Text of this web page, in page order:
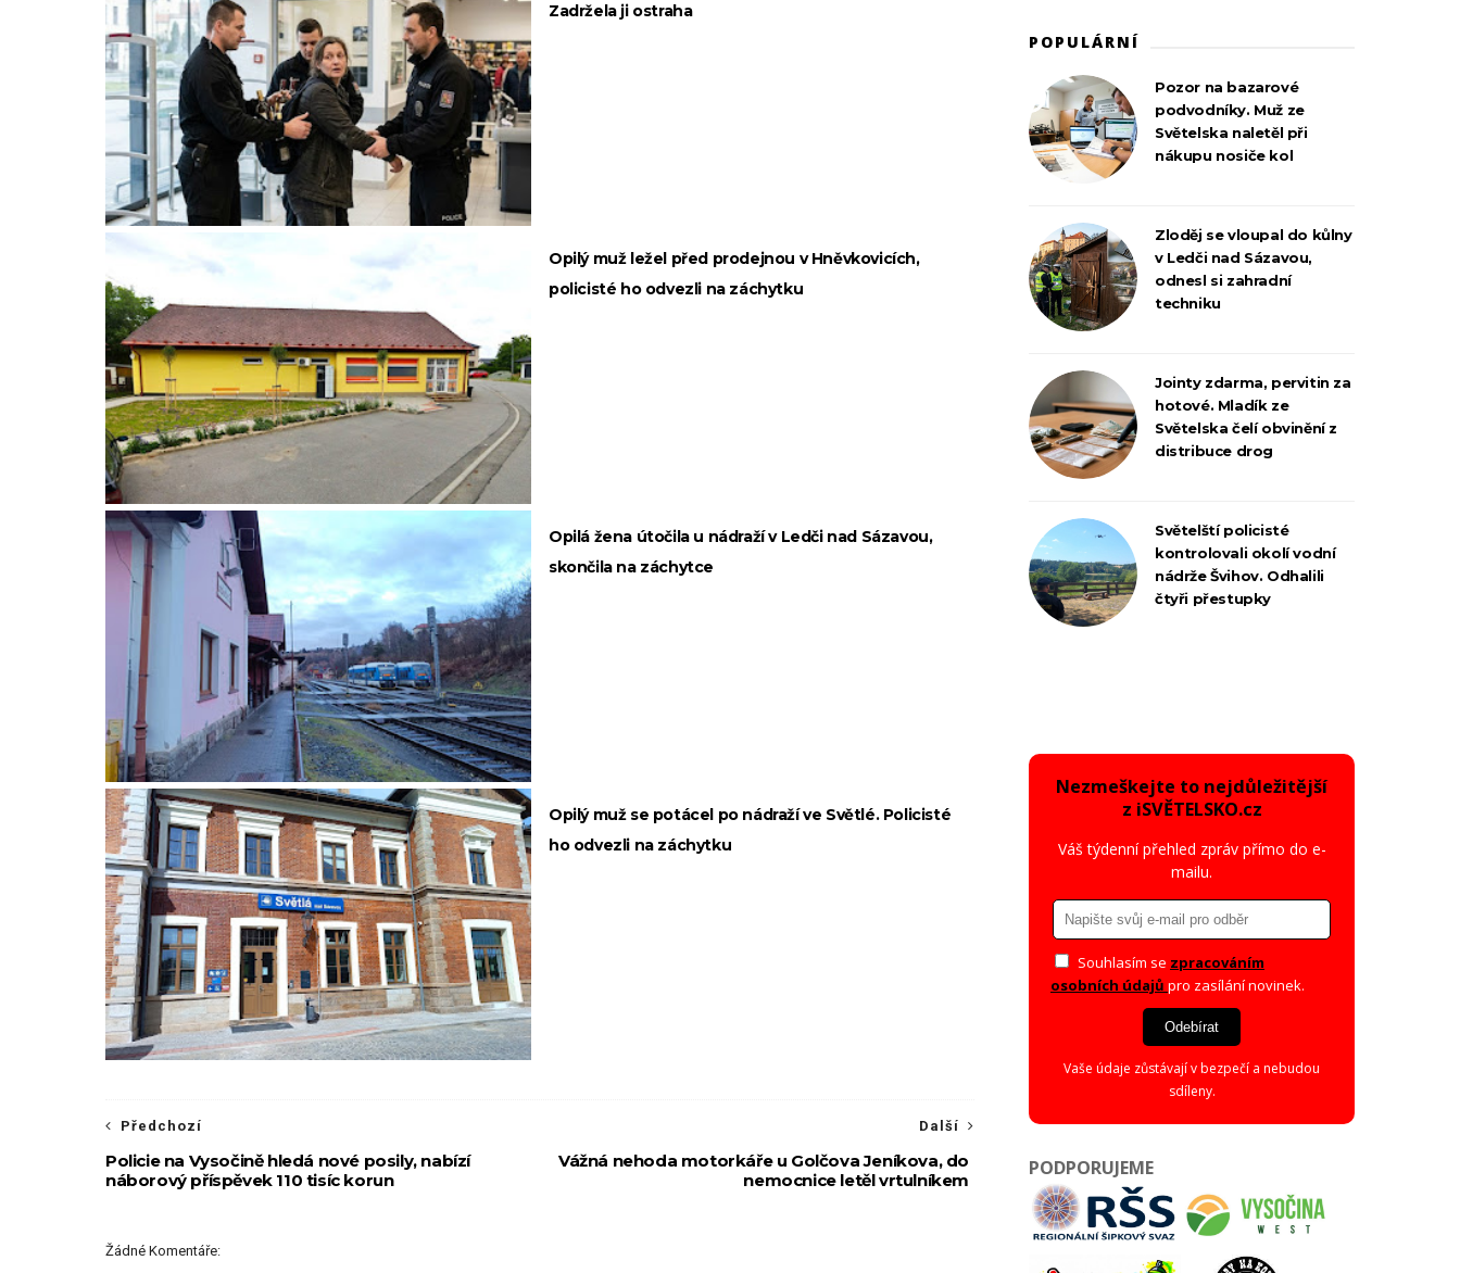
Zadržela ji ostraha
Opilý muž ležel před prodejnou v Hněvkovicích,
policisté ho odvezli na záchytku
Opilá žena útočila u nádraží v Ledči nad Sázavou,
skončila na záchytce
Opilý muž se potácel po nádraží ve Světlé. Policisté
ho odvezli na záchytku
Další
Vážná nehoda motorkáře u Golčova Jeníkova, do
nemocnice letěl vrtulníkem
Předchozí
Policie na Vysočině hledá nové posily, nabízí
náborový příspěvek 110 tisíc korun
Žádné Komentáře:
POPULÁRNÍ
Pozor na bazarové
podvodníky. Muž ze
Světelska naletěl při
nákupu nosiče kol
Zloděj se vloupal do kůlny
v Ledči nad Sázavou,
odnesl si zahradní
techniku
Jointy zdarma, pervitin za
hotové. Mladík ze
Světelska čelí obvinění z
distribuce drog
Světelští policisté
kontrolovali okolí vodní
nádrže Švihov. Odhalili
čtyři přestupky
Nezmeškejte to nejdůležitější
z iSVĚTELSKO.cz
Váš týdenní přehled zpráv přímo do e-
mailu.
Souhlasím se zpracováním
osobních údajů pro zasílání novinek.
Odebírat
Vaše údaje zůstávají v bezpečí a nebudou
sdíleny.
PODPORUJEME